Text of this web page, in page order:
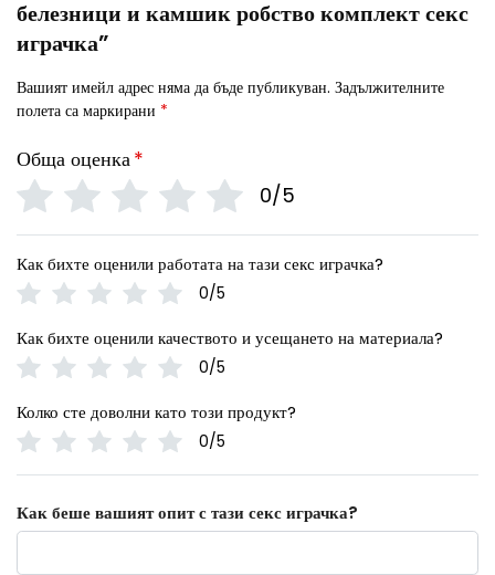
белезници и камшик робство комплект секс
играчка”
Вашият имейл адрес няма да бъде публикуван. Задължителните
полета са маркирани *
Обща оценка*
0/5
Как бихте оценили работата на тази секс играчка?
0/5
Как бихте оценили качеството и усещането на материала?
0/5
Колко сте доволни като този продукт?
0/5
Как беше вашият опит с тази секс играчка?